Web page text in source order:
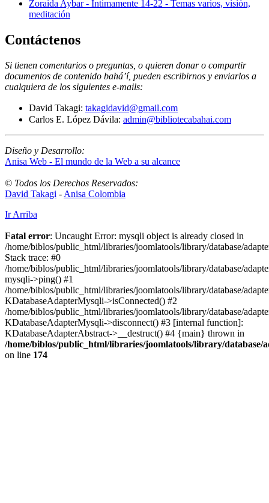
Zoraida Aybar - Íntimamente 14-22 - Temas varios, visión,
meditación
Contáctenos
Si tienen comentarios o preguntas, o quieren donar o compartir
documentos de contenido bahá’í, pueden escribirnos y enviarlos a
cualquiera de los siguientes e-mails:
David Takagi: takagidavid@gmail.com
Carlos E. López Dávila: admin@bibliotecabahai.com
Diseño y Desarrollo:
Anisa Web - El mundo de la Web a su alcance
© Todos los Derechos Reservados:
David Takagi - Anisa Colombia
Ir Arriba
Fatal error: Uncaught Error: mysqli object is already closed in
/home/biblos/public_html/libraries/joomlatools/library/database/
Stack trace: #0
/home/biblos/public_html/libraries/joomlatools/library/database/
mysqli->ping() #1
/home/biblos/public_html/libraries/joomlatools/library/database/
KDatabaseAdapterMysqli->isConnected() #2
/home/biblos/public_html/libraries/joomlatools/library/database/
KDatabaseAdapterMysqli->disconnect() #3 [internal function]:
KDatabaseAdapterAbstract->__destruct() #4 {main} thrown in
/home/biblos/public_html/libraries/joomlatools/library/database/
on line 174